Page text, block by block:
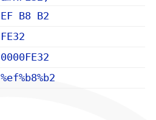
EF B8 B2
FE32
0000FE32
%ef%b8%b2